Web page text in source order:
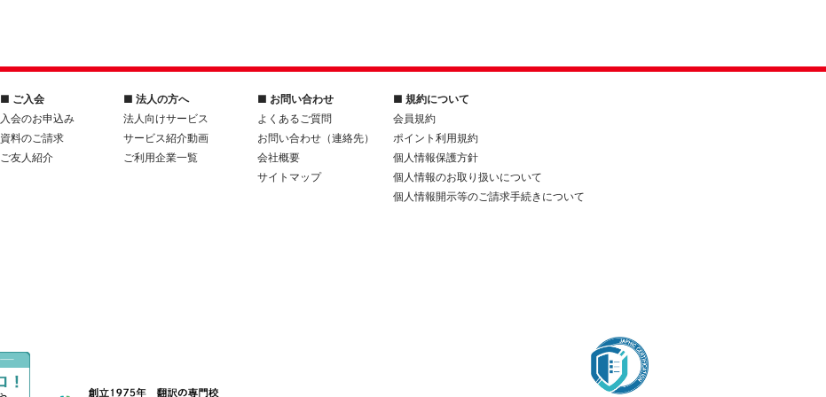
■ ご入会
入会のお申込み
資料のご請求
ご友人紹介
■ 法人の方へ
法人向けサービス
サービス紹介動画
ご利用企業一覧
■ お問い合わせ
よくあるご質問
お問い合わせ（連絡先）
会社概要
サイトマップ
■ 規約について
会員規約
ポイント利用規約
個人情報保護方針
個人情報のお取り扱いについて
個人情報開示等のご請求手続きについて